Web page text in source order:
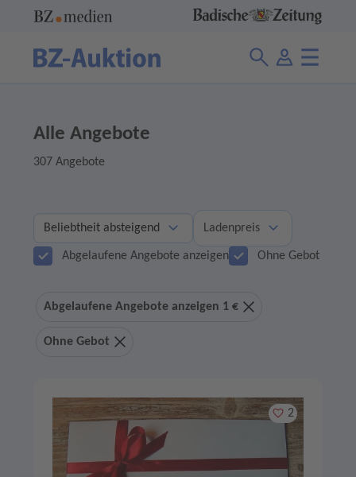
Alle Angebote
307 Angebote
Ladenpreis
Abgelaufene Angebote anzeigen Ohne Gebot
Abgelaufene Angebote anzeigen 1 €
Ohne Gebot
Merken
2